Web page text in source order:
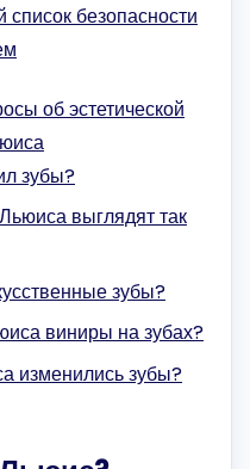
список безопасности
об эстетической
зубы?
выглядят так
зубы?
виниры на зубах?
изменились зубы?